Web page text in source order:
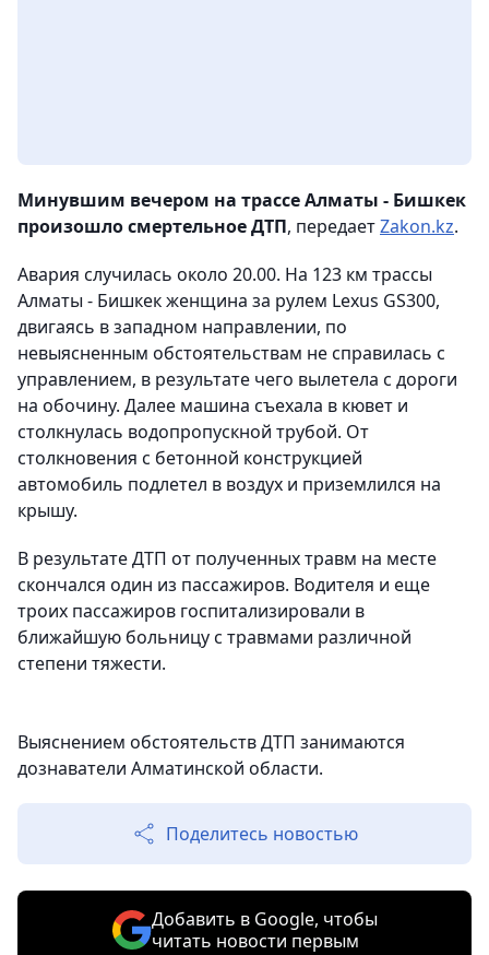
Минувшим вечером на трассе Алматы - Бишкек
произошло смертельное ДТП, передаетZakon.kz.
Авария случилась около 20.00. На 123 км трассы
Алматы - Бишкек женщина за рулем Lexus GS300,
двигаясь в западном направлении, по
невыясненным обстоятельствам не справилась с
управлением, в результате чего вылетела с дороги
на обочину. Далее машина съехала в кювет и
столкнулась водопропускной трубой. От
столкновения с бетонной конструкцией
автомобиль подлетел в воздух и приземлился на
крышу.
В результате ДТП от полученных травм на месте
скончался один из пассажиров. Водителя и еще
троих пассажиров госпитализировали в
ближайшую больницу с травмами различной
степени тяжести.
Выяснением обстоятельств ДТП занимаются
дознаватели Алматинской области.
Поделитесь новостью
Добавить в Google, чтобы
читать новости первым